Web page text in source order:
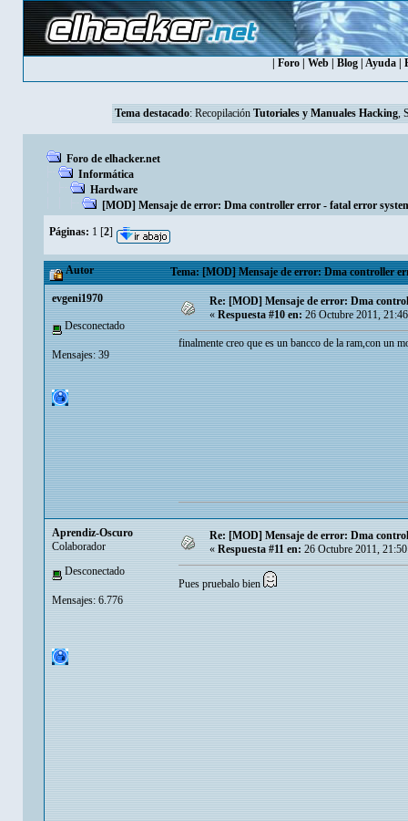
Foro| Web| Blog| Ayuda|
Tema destacado: Recopilación Tutoriales y Manuales Hacking,
Foro de elhacker.net
Informática
Hardware
[MOD] Mensaje de error: Dma controller error - fatal error
Páginas: 1 [2]
Autor Tema: [MOD] Mensaje de error: Dma controller
evgeni1970
Desconectado
Mensajes: 39
Re: [MOD] Mensaje de error: Dma
«Respuesta #10 en:26 Octubre 2011,
finalmente creo que es un bancco de la ram,con un
Aprendiz-Oscuro
Colaborador
Desconectado
Mensajes: 6.776
Re: [MOD] Mensaje de error: Dma
« Respuesta #11 en: 26 Octubre 2011,
Pues pruebalo bien